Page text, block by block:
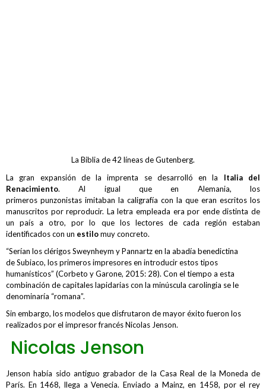
La Biblia de 42 líneas de Gutenberg.
La gran expansión de la imprenta se desarrolló en la Italia del
Renacimiento. Al igual que en Alemania, los
primeros punzonistas imitaban la caligrafía con la que eran escritos los
manuscritos por reproducir. La letra empleada era por ende distinta de
un país a otro, por lo que los lectores de cada región estaban
identificados con un estilomuy concreto.
“Serían los clérigos Sweynheym y Pannartz en la abadía benedictina
de Subiaco, los primeros impresores en introducir estos tipos
humanísticos” (Corbeto y Garone, 2015: 28). Con el tiempo a esta
combinación de capitales lapidarias con la minúscula carolingia se le
denominaría “romana”.
Sin embargo, los modelos que disfrutaron de mayor éxito fueron los
realizados por el impresor francés Nicolas Jenson.
Nicolas Jenson
Jenson había sido antiguo grabador de la Casa Real de la Moneda de
París. En 1468, llega a Venecia. Enviado a Mainz, en 1458, por el rey